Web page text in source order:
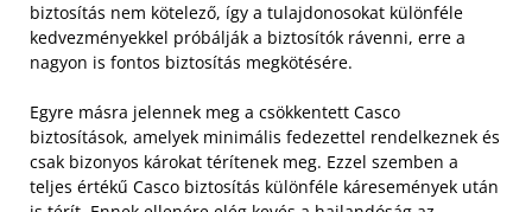
biztosítás nem kötelező, így a tulajdonosokat különféle
kedvezményekkel próbálják a biztosítók rávenni, erre a
nagyon is fontos biztosítás megkötésére.
Egyre másra jelennek meg a csökkentett Casco
biztosítások, amelyek minimális fedezettel rendelkeznek és
csak bizonyos károkat térítenek meg. Ezzel szemben a
teljes értékű Casco biztosítás különféle káresemények után